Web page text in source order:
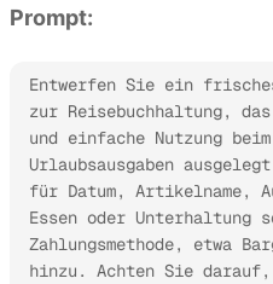
Prompt:
Entwerfen Sie ein
zur Reisebuchhaltung,
und einfache Nutzung
Urlaubsausgaben
für Datum, Artikelname,
Essen oder Unterhaltung
Zahlungsmethode, etwa
hinzu. Achten Sie